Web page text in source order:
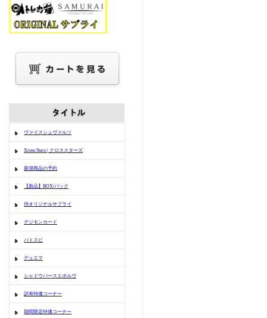
ヴァイスシュヴァルツ
Xross Stars | クロススターズ
新弾商品の予約
【新品】BOX/パック
侍オリジナルサプライ
デジモンカード
バトスピ
デュエマ
シャドウバースエボルヴ
訳有特価コーナー
期間限定特価コーナー